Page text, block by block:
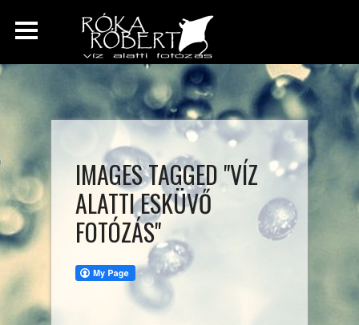
IMAGES TAGGED "VÍZ
ALATTI ESKÜVŐ
FOTÓZÁS"